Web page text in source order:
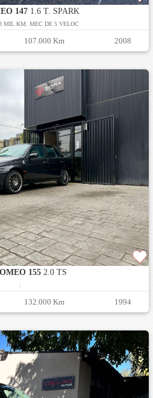
147 1.6 T. SPARK
MIL KM. MEC DE 5 VELOC
107.000 Km 2008
1552.0 TS
:
132.000 Km 1994